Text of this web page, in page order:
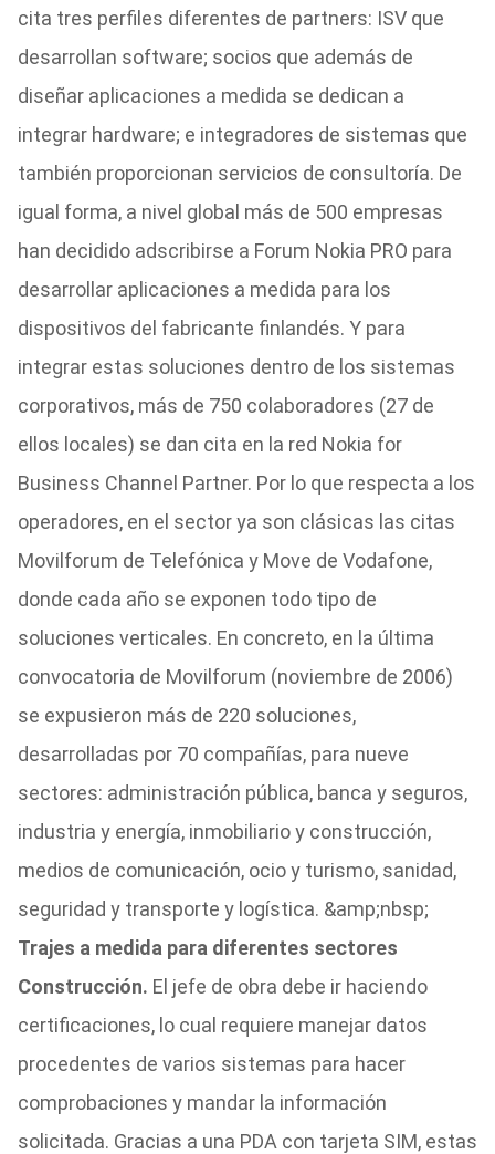
cita tres perfiles diferentes de partners: ISV que
desarrollan software; socios que además de
diseñar aplicaciones a medida se dedican a
integrar hardware; e integradores de sistemas que
también proporcionan servicios de consultoría. De
igual forma, a nivel global más de 500 empresas
han decidido adscribirse a Forum Nokia PRO para
desarrollar aplicaciones a medida para los
dispositivos del fabricante finlandés. Y para
integrar estas soluciones dentro de los sistemas
corporativos, más de 750 colaboradores (27 de
ellos locales) se dan cita en la red Nokia for
Business Channel Partner. Por lo que respecta a los
operadores, en el sector ya son clásicas las citas
Movilforum de Telefónica y Move de Vodafone,
donde cada año se exponen todo tipo de
soluciones verticales. En concreto, en la última
convocatoria de Movilforum (noviembre de 2006)
se expusieron más de 220 soluciones,
desarrolladas por 70 compañías, para nueve
sectores: administración pública, banca y seguros,
industria y energía, inmobiliario y construcción,
medios de comunicación, ocio y turismo, sanidad,
seguridad y transporte y logística. &amp;nbsp;
Trajes a medida para diferentes sectores
Construcción. El jefe de obra debe ir haciendo
certificaciones, lo cual requiere manejar datos
procedentes de varios sistemas para hacer
comprobaciones y mandar la información
solicitada. Gracias a una PDA con tarjeta SIM, estas